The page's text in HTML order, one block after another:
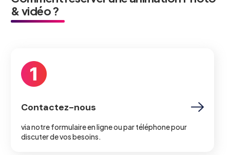
& vidéo ?
Contactez-nous
via notre formulaire en ligne ou par téléphone pour
discuter de vos besoins.